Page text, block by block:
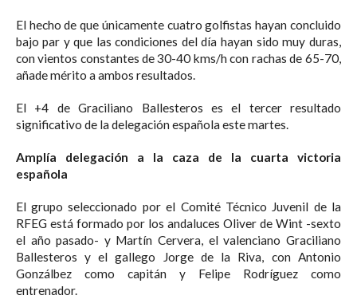
El hecho de que únicamente cuatro golfistas hayan concluido
bajo par y que las condiciones del día hayan sido muy duras,
con vientos constantes de 30-40 kms/h con rachas de 65-70,
añade mérito a ambos resultados.
El +4 de Graciliano Ballesteros es el tercer resultado
significativo de la delegación española este martes.
Amplía delegación a la caza de la cuarta victoria
española
El grupo seleccionado por el Comité Técnico Juvenil de la
RFEG está formado por los andaluces Oliver de Wint -sexto
el año pasado- y Martín Cervera, el valenciano Graciliano
Ballesteros y el gallego Jorge de la Riva, con Antonio
Gonzálbez como capitán y Felipe Rodríguez como
entrenador.